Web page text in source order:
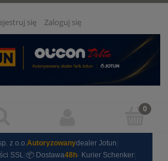
się Zaloguj się
z o.o.Autoryzowanydealer Jotun
SSL 📦 Dostawa48h· Kurier Schenker|